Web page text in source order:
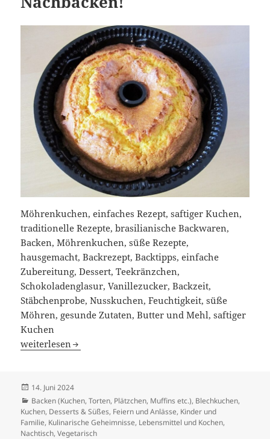
Möhrenkuchen, einfaches Rezept, saftiger Kuchen,
traditionelle Rezepte, brasilianische Backwaren,
Backen, Möhrenkuchen, süße Rezepte,
hausgemacht, Backrezept, Backtipps, einfache
Zubereitung, Dessert, Teekränzchen,
Schokoladenglasur, Vanillezucker, Backzeit,
Stäbchenprobe, Nusskuchen, Feuchtigkeit, süße
Möhren, gesunde Zutaten, Butter und Mehl, saftiger
Kuchen
Schneller und köstlicher Möhrenkuchen zum
weiterlesen
Veröffentlicht
am
14. Juni 2024
Kategorien
Backen (Kuchen, Torten, Plätzchen, Muffins etc.), Blechkuchen,
Kuchen, Desserts & Süßes, Feiern und Anlässe, Kinder und
Familie, Kulinarische Geheimnisse, Lebensmittel und Kochen,
Nachtisch,Vegetarisch